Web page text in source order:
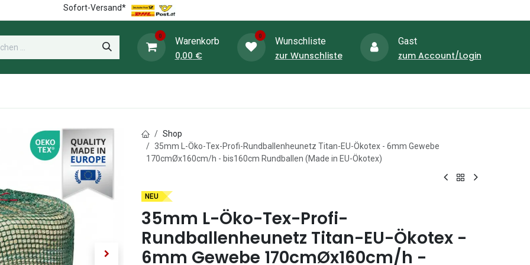
Sofort-Versand*
0 Warenkorb
0,00 €
0 Wunschliste
zur Wunschliste
Gast
zum Account/Login
Shop
35mm L-Öko-Tex-Profi-Rundballenheunetz Titan-EU-Ökotex - 6mm Gewebe
170cmØx160cm/h - bis160cm Rundballen (Made in EU-Ökotex)
NEU
35mm L-Öko-Tex-Profi-
Rundballenheunetz Titan-EU-Ökotex -
6mm Gewebe 170cmØx160cm/h -